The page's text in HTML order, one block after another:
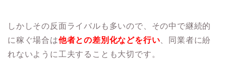
しかしその反面ライバルも多いので、その中で継続的
に稼ぐ場合は他者との差別化などを行い 、同業者に紛
れないように工夫することも大切です。